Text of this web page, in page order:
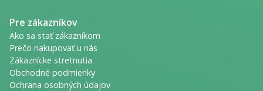
Pre zákazníkov
Ako sa stať zákazníkom
Prečo nakupovať u nás
Zákaznícke stretnutia
Obchodné podmienky
Ochrana osobných údajov